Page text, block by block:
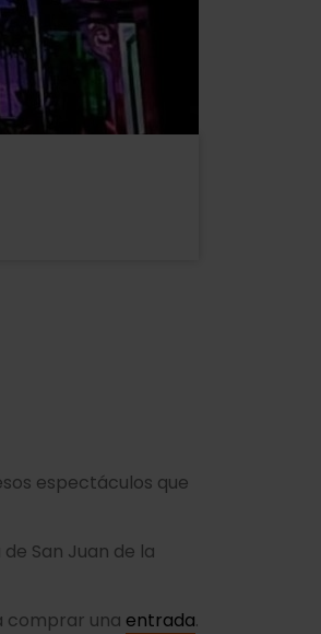
espectáculos que
San Juan de la
comprar una entrada.